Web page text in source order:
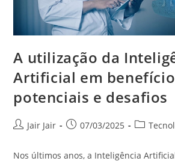
A utilização da
Artificial em
potenciais e desafios
Jair Jair 07/03/2025
Nos últimos anos, a Inteligência